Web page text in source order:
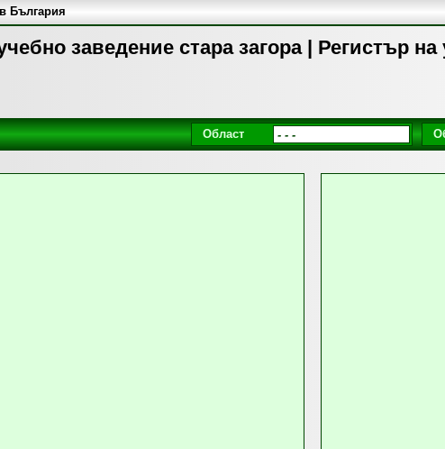
заведение стара загора | Регистър
България
Област